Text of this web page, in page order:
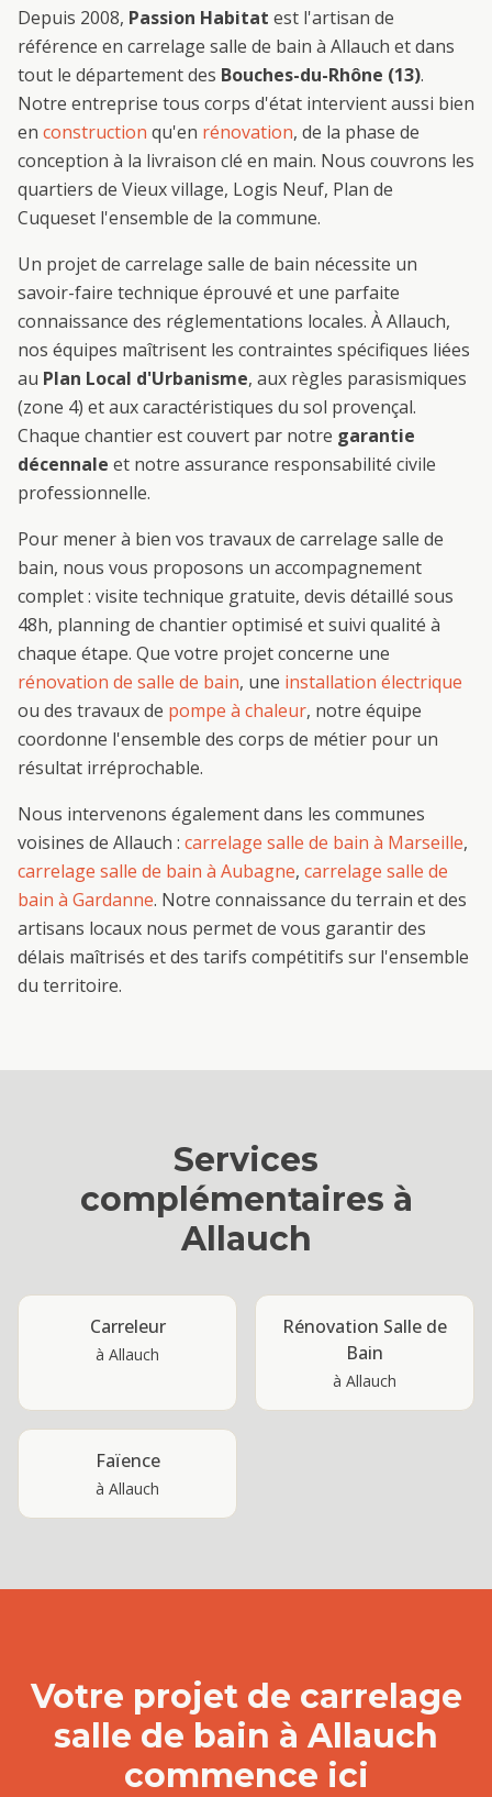
Depuis 2008, Passion Habitat est l'artisan de
référence en carrelage salle de bain à Allauch et dans
tout le département des Bouches-du-Rhône (13).
Notre entreprise tous corps d'état intervient aussi bien
en construction qu'en rénovation, de la phase de
conception à la livraison clé en main. Nous couvrons les
quartiers de Vieux village, Logis Neuf, Plan de
Cuqueset l'ensemble de la commune.
Un projet de carrelage salle de bain nécessite un
savoir-faire technique éprouvé et une parfaite
connaissance des réglementations locales. ÀAllauch,
nos équipes maîtrisent les contraintes spécifiques liées
au Plan Local d'Urbanisme, aux règles parasismiques
(zone 4) et aux caractéristiques du sol provençal.
Chaque chantier est couvert par notre garantie
décennale et notre assurance responsabilité civile
professionnelle.
Pour mener à bien vos travaux de carrelage salle de
bain, nous vous proposons un accompagnement
complet : visite technique gratuite, devis détaillé sous
48h, planning de chantier optimisé et suivi qualité à
chaque étape. Que votre projet concerne une
rénovation de salle de bain, une installation électrique
ou des travaux de pompe à chaleur, notre équipe
coordonne l'ensemble des corps de métier pour un
résultat irréprochable.
Nous intervenons également dans les communes
voisines de Allauch : carrelage salle de bain à Marseille,
carrelage salle de bain à Aubagne, carrelage salle de
bain à Gardanne. Notre connaissance du terrain et des
artisans locaux nous permet de vous garantir des
délais maîtrisés et des tarifs compétitifs sur l'ensemble
du territoire.
Services
complémentaires à
Allauch
Carreleur
à Allauch
Rénovation Salle de
Bain
à Allauch
Faïence
à Allauch
Votre projet de carrelage
salle de bain à Allauch
commence ici